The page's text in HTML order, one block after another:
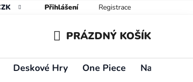
Přihlášení Registrace
KOŠÍK
PRÁZDNÝ KOŠÍK
Deskové Hry One Piece Naruto